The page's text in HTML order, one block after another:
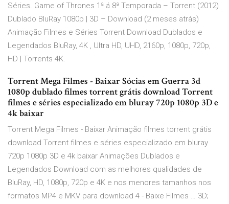
Séries. Game of Thrones 1ª á 8ª Temporada – Torrent (2012)
Dublado BluRay 1080p | 3D – Download (2 meses atrás)
Animação Filmes e Séries Torrent Download Dublados e
Legendados BluRay, 4K , Ultra HD, UHD, 2160p, 1080p, 720p,
HD | Torrents 4K.
Torrent Mega Filmes - Baixar Sócias em Guerra 3d
1080p dublado filmes torrent grátis download Torrent
filmes e séries especializado em bluray 720p 1080p 3D e
4k baixar
Torrent Mega Filmes - Baixar Animação filmes torrent grátis
download Torrent filmes e séries especializado em bluray
720p 1080p 3D e 4k baixar Animações Dublados e
Legendados Download com as melhores qualidades de
BluRay, HD, 1080p, 720p e 4K e nos menores tamanhos nos
formatos MP4 e MKV para download 4 - Baixe Filmes … 3D;